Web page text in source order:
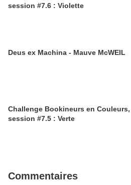
session #7.6 : Violette
Deus ex Machina - Mauve McWEIL
Challenge Bookineurs en Couleurs,
session #7.5 : Verte
Commentaires